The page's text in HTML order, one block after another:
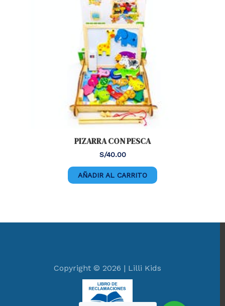
PIZARRA CON PESCA
S/40.00
AÑADIR AL CARRITO
Copyright © 2026 | Lilli Kids